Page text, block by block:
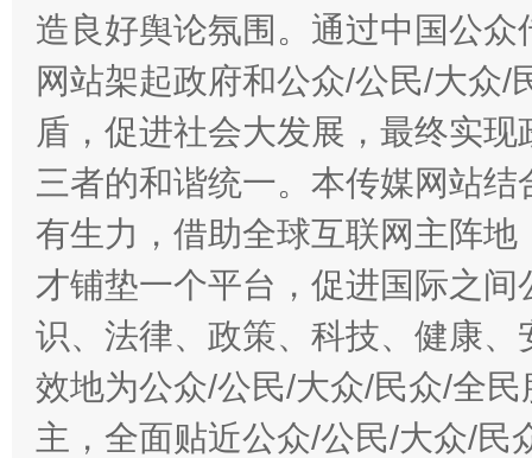
造良好舆论氛围。通过中国公
网站架起政府和公众/公民/大众
盾，促进社会大发展，最终实
三者的和谐统一。本传媒网站
有生力，借助全球互联网主阵
才铺垫一个平台，促进国际之
识、法律、政策、科技、健康
效地为公众/公民/大众/民众/全
主，全面贴近公众/公民/大众/民